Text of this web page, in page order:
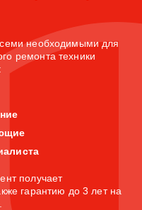
необходимыми для
ремонта техники
получает
гарантию до 3 лет на